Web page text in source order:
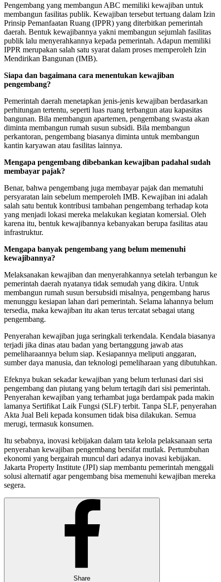
Pengembang yang membangun ABC memiliki kewajiban untuk
membangun fasilitas publik. Kewajiban tersebut tertuang dalam Izin
Prinsip Pemanfaatan Ruang (IPPR) yang diterbitkan pemerintah
daerah. Bentuk kewajibannya yakni membangun sejumlah fasilitas
publik lalu menyerahkannya kepada pemerintah. Adapun memiliki
IPPR merupakan salah satu syarat dalam proses memperoleh Izin
Mendirikan Bangunan (IMB).
Siapa dan bagaimana cara menentukan kewajiban
pengembang?
Pemerintah daerah menetapkan jenis-jenis kewajiban berdasarkan
perhitungan tertentu, seperti luas ruang terbangun atau kapasitas
bangunan. Bila membangun apartemen, pengembang swasta akan
diminta membangun rumah susun subsidi. Bila membangun
perkantoran, pengembang biasanya diminta untuk membangun
kantin karyawan atau fasilitas lainnya.
Mengapa pengembang dibebankan kewajiban padahal sudah
membayar pajak?
Benar, bahwa pengembang juga membayar pajak dan mematuhi
persyaratan lain sebelum memperoleh IMB. Kewajiban ini adalah
salah satu bentuk kontribusi tambahan pengembang terhadap kota
yang menjadi lokasi mereka melakukan kegiatan komersial. Oleh
karena itu, bentuk kewajibannya kebanyakan berupa fasilitas atau
infrastruktur.
Mengapa banyak pengembang yang belum memenuhi
kewajibannya?
Melaksanakan kewajiban dan menyerahkannya setelah terbangun ke
pemerintah daerah nyatanya tidak semudah yang dikira. Untuk
membangun rumah susun bersubsidi misalnya, pengembang harus
menunggu kesiapan lahan dari pemerintah. Selama lahannya belum
tersedia, maka kewajiban itu akan terus tercatat sebagai utang
pengembang.
Penyerahan kewajiban juga seringkali terkendala. Kendala biasanya
terjadi jika dinas atau badan yang bertanggung jawab atas
pemeliharaannya belum siap. Kesiapannya meliputi anggaran,
sumber daya manusia, dan teknologi pemeliharaan yang dibutuhkan.
Efeknya bukan sekadar kewajiban yang belum terlunasi dari sisi
pengembang dan piutang yang belum tertagih dari sisi pemerintah.
Penyerahan kewajiban yang terhambat juga berdampak pada makin
lamanya Sertifikat Laik Fungsi (SLF) terbit. Tanpa SLF, penyerahan
Akta Jual Beli kepada konsumen tidak bisa dilakukan. Semua
merugi, termasuk konsumen.
Itu sebabnya, inovasi kebijakan dalam tata kelola pelaksanaan serta
penyerahan kewajiban pengembang bersifat mutlak. Pertumbuhan
ekonomi yang bergairah muncul dari adanya inovasi kebijakan.
Jakarta Property Institute (JPI) siap membantu pemerintah menggali
solusi alternatif agar pengembang bisa memenuhi kewajiban mereka
segera.
Share